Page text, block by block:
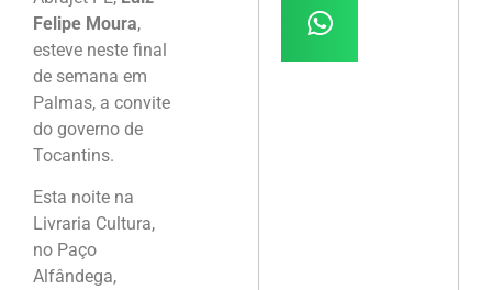
Felipe Moura,
esteve neste final
de semana em
Palmas, a convite
do governo de
Tocantins.
Esta noite na
Livraria Cultura,
no Paço
Alfândega,